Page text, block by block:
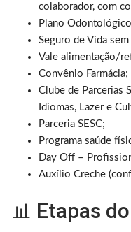
colaborador, com
Plano
Seguro de Vida
Vale alimentação/
Convênio Farmácia;
Clube de Parcerias
Idiomas, Lazer e
Parceria SESC;
Programa saúde
Day Off –
Auxílio Creche
📊 Etapas